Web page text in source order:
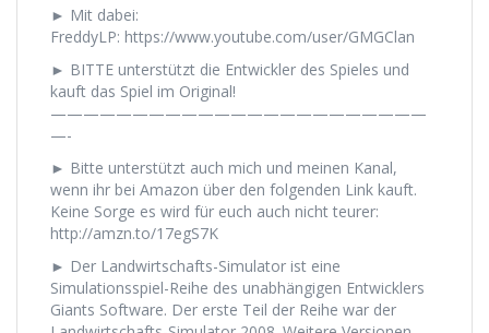
► Mit dabei:
FreddyLP: https://www.youtube.com/user/GMGClan
► BITTE unterstützt die Entwickler des Spieles und
kauft das Spiel im Original!
———————————————————————
—-
► Bitte unterstützt auch mich und meinen Kanal,
wenn ihr bei Amazon über den folgenden Link kauft.
Keine Sorge es wird für euch auch nicht teurer:
http://amzn.to/17egS7K
► Der Landwirtschafts-Simulator ist eine
Simulationsspiel-Reihe des unabhängigen Entwicklers
Giants Software. Der erste Teil der Reihe war der